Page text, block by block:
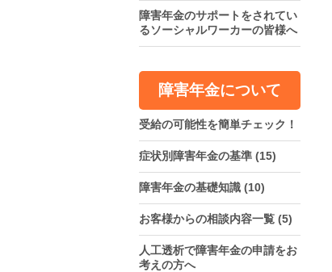
障害年金のサポートをされてい
るソーシャルワーカーの皆様へ
障害年金について
受給の可能性を簡単チェック！
症状別障害年金の基準 (15)
障害年金の基礎知識 (10)
お客様からの相談内容一覧 (5)
人工透析で障害年金の申請をお
考えの方へ